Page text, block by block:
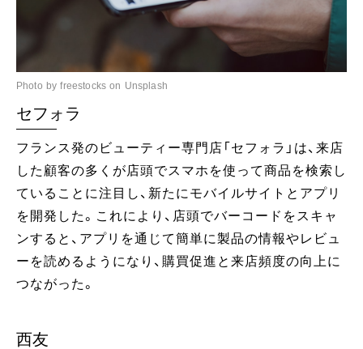
Photo by freestocks on Unsplash
セフォラ
フランス発のビューティー専門店「セフォラ」は、来店
した顧客の多くが店頭でスマホを使って商品を検索し
ていることに注目し、新たにモバイルサイトとアプリ
を開発した。これにより、店頭でバーコードをスキャ
ンすると、アプリを通じて簡単に製品の情報やレビュ
ーを読めるようになり、購買促進と来店頻度の向上に
つながった。
西友